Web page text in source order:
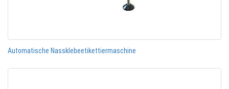
Automatische Nassklebeetikettiermaschine